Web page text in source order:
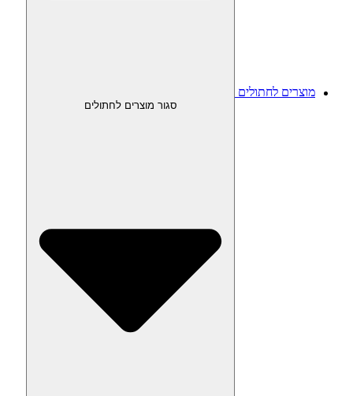
מוצרים לחתולים
סגור מוצרים לחתולים